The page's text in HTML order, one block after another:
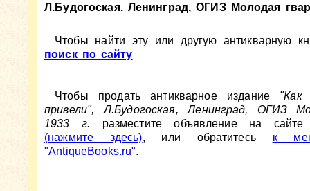
Л.Будогоская. Ленинград, ОГИЗ Молодая
Чтобы найти эту или другую антикварную
поиск по сайту
Чтобы продать антикварное издание "Как
привели", Л.Будогоская, Ленинград, ОГИЗ
1933 г. разместите объявление на сайте
(нажмите здесь), или обратитесь к
"AntiqueBooks.ru".